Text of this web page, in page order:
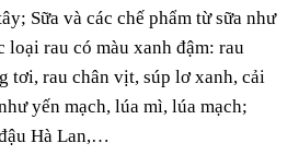
Sữa và các chế phẩm từ sữa như
loại rau có màu xanh đậm: rau
tơi, rau chân vịt, súp lơ xanh, cải
yến mạch, lúa mì, lúa mạch;
Hà Lan,…